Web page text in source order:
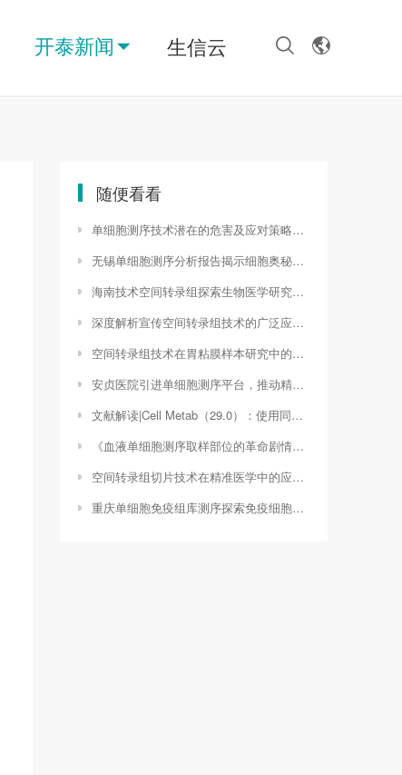
开泰新闻 生信云
随便看看
单细胞测序技术潜在的危害及应对策略（单细胞测序 简书）
无锡单细胞测序分析报告揭示细胞奥秘，助力精准医疗新篇章（单细胞测序报告解读）
海南技术空间转录组探索生物医学研究新领域（海南技术引进）
深度解析宣传空间转录组技术的广泛应用与优势（dsp空间转录组）
空间转录组技术在胃粘膜样本研究中的应用（空间转录组测序流程）
安贞医院引进单细胞测序平台，推动精准医疗发展（单细胞测序用来干什么）
文献解读|Cell Metab（29.0）：使用同基因人胚胎干细胞衍生的 β 样细胞对 20 种 2 型糖尿病相关基因进行功能分析
《血液单细胞测序取样部位的革命剧情中的科学探索之旅》（单细胞测序测的是什么）
空间转录组切片技术在精准医学中的应用与进展（空间转录组切片图）
重庆单细胞免疫组库测序探索免疫细胞奥秘的新工具（单细胞测序技术服务）